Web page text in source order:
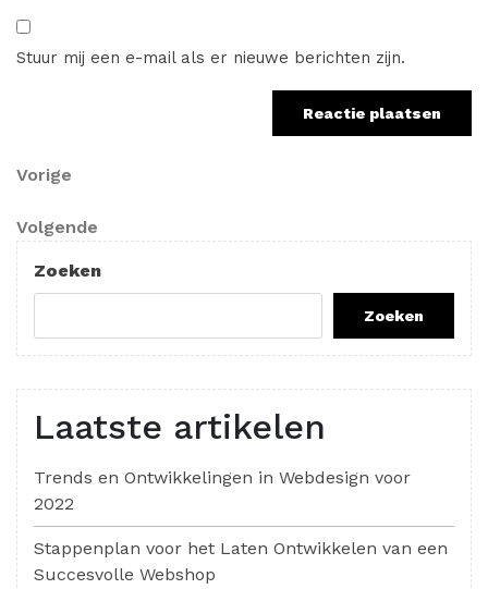
Stuur mij een e-mail als er nieuwe berichten zijn.
Berichtnavigatie
Vorig
Vorige
Volgend
bericht
Volgende
Zoeken
Zoeken
Laatste artikelen
Trends en Ontwikkelingen in Webdesign voor
2022
Stappenplan voor het Laten Ontwikkelen van een
Succesvolle Webshop